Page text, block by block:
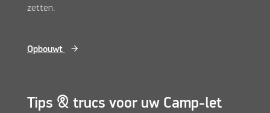
zetten.
Opbouwt
Tips & trucs voor uw Camp-let